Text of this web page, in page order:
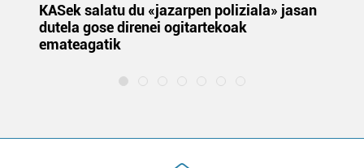
KASek salatu du «jazarpen poliziala» jasan
dutela gose direnei ogitartekoak
emateagatik